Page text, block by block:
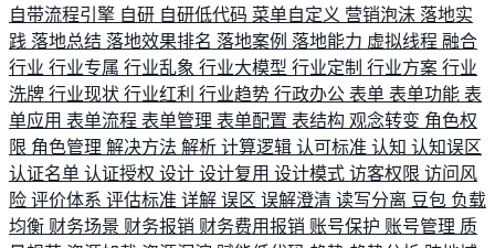
自带流程引擎 自研 自研低代码 菜单自定义 营销泡沫 落地实
践 落地总结 落地效果排名 落地案例 落地能力 虚拟线程 融合
行业 行业专属 行业乱象 行业大模型 行业定制 行业方案 行业
洗牌 行业现状 行业红利 行业趋势 行政办公 表单 表单功能 表
单应用 表单流程 表单管理 表单配置 表结构 观念转变 角色权
限 角色管理 解决方法 解析 计算逻辑 认可标准 认知 认知误区
认证名单 认证授权 设计 设计复用 设计模式 访客权限 访问风
险 评价体系 评估标准 详解 误区 误解澄清 读写分离 豆包 负载
均衡 财务场景 财务报销 财务费用报销 账号保护 账号管理 质